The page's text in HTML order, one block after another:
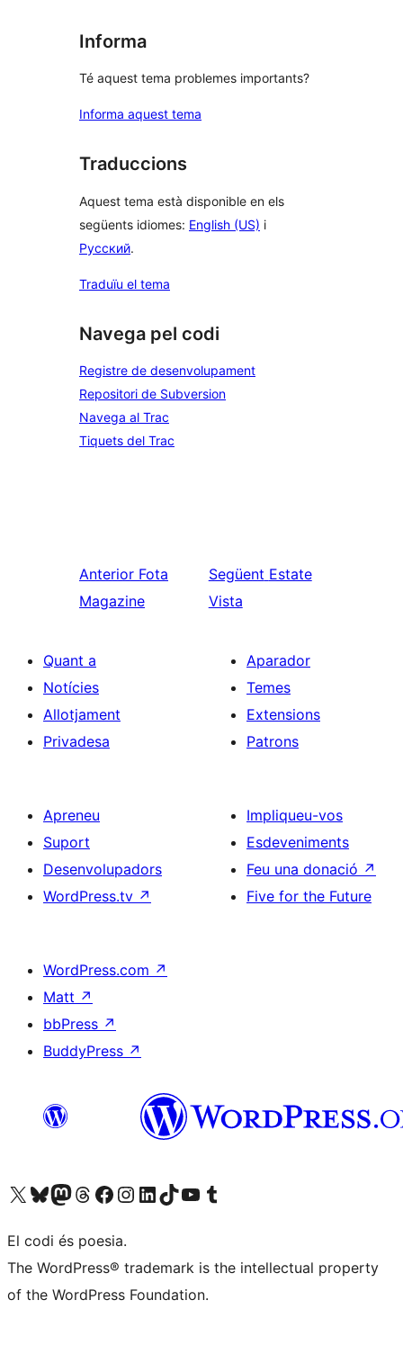
Informa
Té aquest tema problemes importants?
Informa aquest tema
Traduccions
Aquest tema està disponible en els
següents idiomes: English (US) i
Русский.
Traduïu el tema
Navega pel codi
Registre de desenvolupament
Repositori de Subversion
Navega al Trac
Tiquets del Trac
Anterior Fota
Magazine
Següent Estate
Vista
Quant a
Notícies
Allotjament
Privadesa
Aparador
Temes
Extensions
Patrons
Apreneu
Suport
Desenvolupadors
WordPress.tv ↗
Impliqueu-vos
Esdeveniments
Feu una donació ↗
Five for the Future
WordPress.com ↗
Matt ↗
bbPress ↗
BuddyPress ↗
Visiteu el nostre compte X (abans Twitter)
Visiteu el nostre compte de Bluesky
Visiteu el nostre compte al Mastodon
Visiteu el nostre compte de Threads
Visiteu la nostra pàgina al Facebook
Visiteu el nostre compte d'Instagram
Visiteu el nostre compte de LinkedIn
Visiteu el nostre compte de TikTok
Visiteu el nostre canal al YouTube
Visiteu el nostre compte de Tumblr
El codi és poesia.
The WordPress® trademark is the intellectual property
of the WordPress Foundation.